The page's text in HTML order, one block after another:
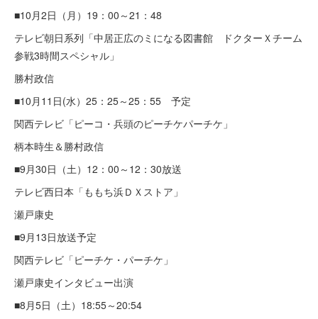
■10月2日（月）19：00～21：48
テレビ朝日系列「中居正広のミになる図書館 ドクターＸチーム
参戦3時間スペシャル」
勝村政信
■10月11日(水）25：25～25：55 予定
関西テレビ「ピーコ・兵頭のピーチケパーチケ」
柄本時生＆勝村政信
■9月30日（土）12：00～12：30放送
テレビ西日本「ももち浜ＤＸストア」
瀬戸康史
■9月13日放送予定
関西テレビ「ピーチケ・パーチケ」
瀬戸康史インタビュー出演
■8月5日（土）18:55～20:54